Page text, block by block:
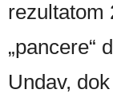
rezultatom
„pancere“
Undav,